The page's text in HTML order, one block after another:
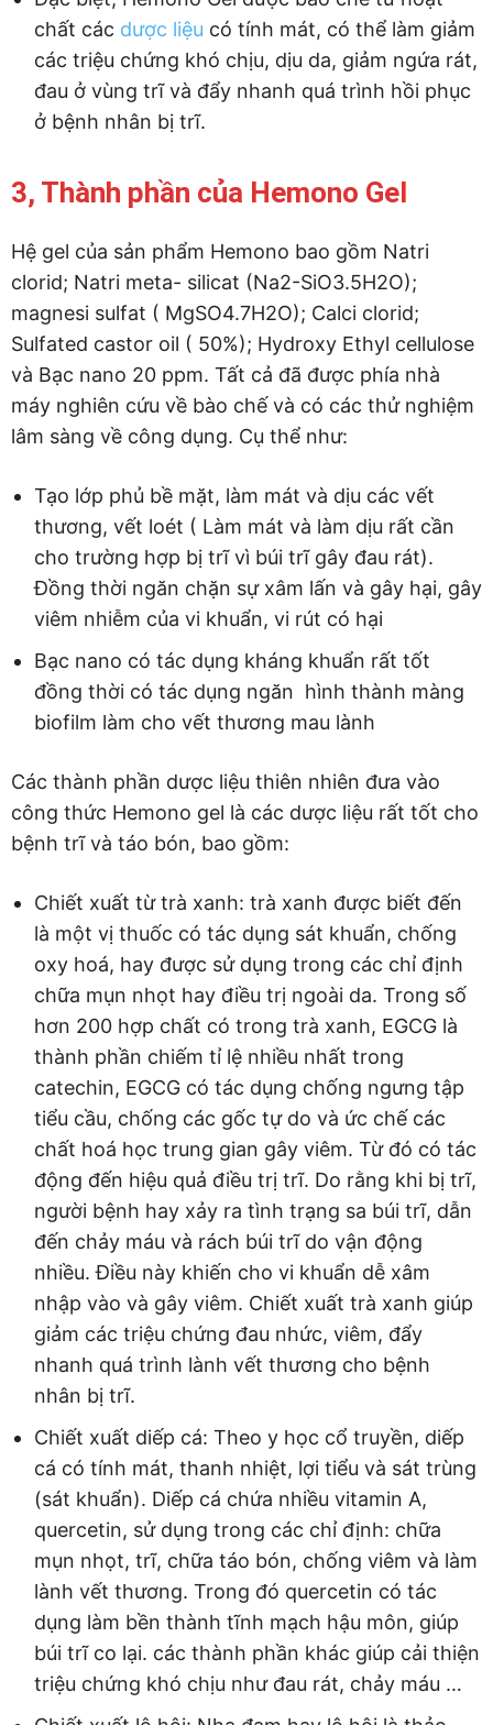
chất các dược liệu có tính mát, có thể làm giảm
các triệu chứng khó chịu, dịu da, giảm ngứa rát,
đau ở vùng trĩ và đẩy nhanh quá trình hồi phục
ở bệnh nhân bị trĩ.
3, Thành phần của Hemono Gel
Hệ gel của sản phẩm Hemono bao gồm Natri
clorid; Natri meta- silicat (Na2-SiO3.5H2O);
magnesi sulfat ( MgSO4.7H2O); Calci clorid;
Sulfated castor oil ( 50%); Hydroxy Ethyl cellulose
và Bạc nano 20 ppm. Tất cả đã được phía nhà
máy nghiên cứu về bào chế và có các thử nghiệm
lâm sàng về công dụng. Cụ thể như:
Tạo lớp phủ bề mặt, làm mát và dịu các vết
thương, vết loét ( Làm mát và làm dịu rất cần
cho trường hợp bị trĩ vì búi trĩ gây đau rát).
Đồng thời ngăn chặn sự xâm lấn và gây hại, gây
viêm nhiễm của vi khuẩn, vi rút có hại
Bạc nano có tác dụng kháng khuẩn rất tốt
đồng thời có tác dụng ngăn hình thành màng
biofilm làm cho vết thương mau lành
Các thành phần dược liệu thiên nhiên đưa vào
công thức Hemono gel là các dược liệu rất tốt cho
bệnh trĩ và táo bón, bao gồm:
Chiết xuất từ trà xanh: trà xanh được biết đến
là một vị thuốc có tác dụng sát khuẩn, chống
oxy hoá, hay được sử dụng trong các chỉ định
chữa mụn nhọt hay điều trị ngoài da. Trong số
hơn 200 hợp chất có trong trà xanh, EGCG là
thành phần chiếm tỉ lệ nhiều nhất trong
catechin, EGCG có tác dụng chống ngưng tập
tiểu cầu, chống các gốc tự do và ức chế các
chất hoá học trung gian gây viêm. Từ đó có tác
động đến hiệu quả điều trị trĩ. Do rằng khi bị trĩ,
người bệnh hay xảy ra tình trạng sa búi trĩ, dẫn
đến chảy máu và rách búi trĩ do vận động
nhiều. Điều này khiến cho vi khuẩn dễ xâm
nhập vào và gây viêm. Chiết xuất trà xanh giúp
giảm các triệu chứng đau nhức, viêm, đẩy
nhanh quá trình lành vết thương cho bệnh
nhân bị trĩ.
Chiết xuất diếp cá: Theo y học cổ truyền, diếp
cá có tính mát, thanh nhiệt, lợi tiểu và sát trùng
(sát khuẩn). Diếp cá chứa nhiều vitamin A,
quercetin, sử dụng trong các chỉ định: chữa
mụn nhọt, trĩ, chữa táo bón, chống viêm và làm
lành vết thương. Trong đó quercetin có tác
dụng làm bền thành tĩnh mạch hậu môn, giúp
búi trĩ co lại. các thành phần khác giúp cải thiện
triệu chứng khó chịu như đau rát, chảy máu …